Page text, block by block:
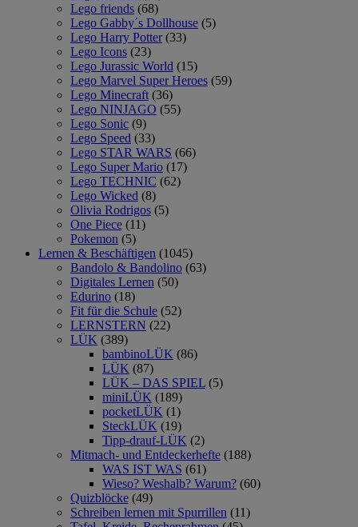
Lego friends (68)
Lego Gabby´s Dollhouse (5)
Lego Harry Potter (33)
Lego Icons (23)
Lego Jurassic World (15)
Lego Marvel Super Heroes (59)
Lego Minecraft (36)
Lego NINJAGO (55)
Lego Sonic (9)
Lego Speed (33)
Lego STAR WARS (66)
Lego Super Mario (17)
Lego TECHNIC (62)
Lego Wicked (8)
Olivia Rodrigos (5)
One Piece (11)
Pokemon (5)
Lernen & Beschäftigen (1045)
Bandolo & Bandolino (63)
Digitales Lernen (50)
Edurino (18)
Fit für die Schule (52)
LERNSTERN (22)
LÜK (389)
bambinoLÜK (86)
LÜK (87)
LÜK – DAS SPIEL (5)
miniLÜK (189)
pocketLÜK (1)
SteckLÜK (19)
Tipp-drauf-LÜK (2)
Mitmach- und Entdeckerhefte (188)
WAS IST WAS (61)
Wieso? Weshalb? Warum? (60)
Quizblöcke (49)
Schreiben lernen mit Spurrillen (11)